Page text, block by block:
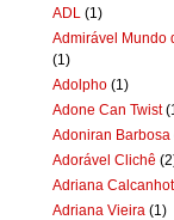
ADL (1)
Admirável Mundo
(1)
Adolpho (1)
Adone Can Twist
Adoniran Barbosa
Adorável Clichê
Adriana
Adriana Vieira (1)